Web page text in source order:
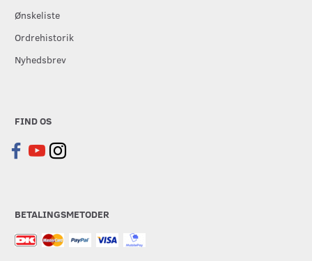
Ønskeliste
Ordrehistorik
Nyhedsbrev
FIND OS
BETALINGSMETODER